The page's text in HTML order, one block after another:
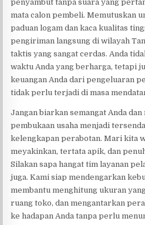
penyambut tanpa suara yang
mata calon pembeli. Memutuskan
paduan logam dan kaca kualitas
pengiriman langsung di wilayah
taktis yang sangat cerdas. Anda
waktu Anda yang berharga, tetapi
keuangan Anda dari pengeluaran
tidak perlu terjadi di masa
Jangan biarkan semangat Anda
pembukaan usaha menjadi
kelengkapan perabotan. Mari kita
meyakinkan, tertata apik, dan
Silakan sapa hangat tim layanan
juga. Kami siap mendengarkan
membantu menghitung ukuran
ruang toko, dan mengantarkan
ke hadapan Anda tanpa perlu